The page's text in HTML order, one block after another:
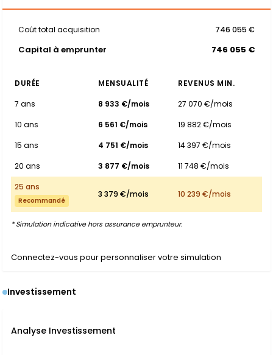
Coût total acquisition 746 055 €
Capital à emprunter 746 055 €
DURÉE MENSUALITÉ
REVENUS MIN.
7 ans
8 933 €/mois
27 070 €/mois
10 ans
6 561 €/mois
19 882 €/mois
15 ans
4 751 €/mois
14 397 €/mois
20 ans
3 877 €/mois
11 748 €/mois
25 ans
Recommandé
3 379 €/mois 10 239 €/mois
* Simulation indicative hors assurance emprunteur.
Connectez-vous pour personnaliser votre simulation
Investissement
Analyse Investissement